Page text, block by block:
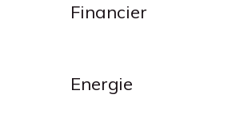
Financier
Energie